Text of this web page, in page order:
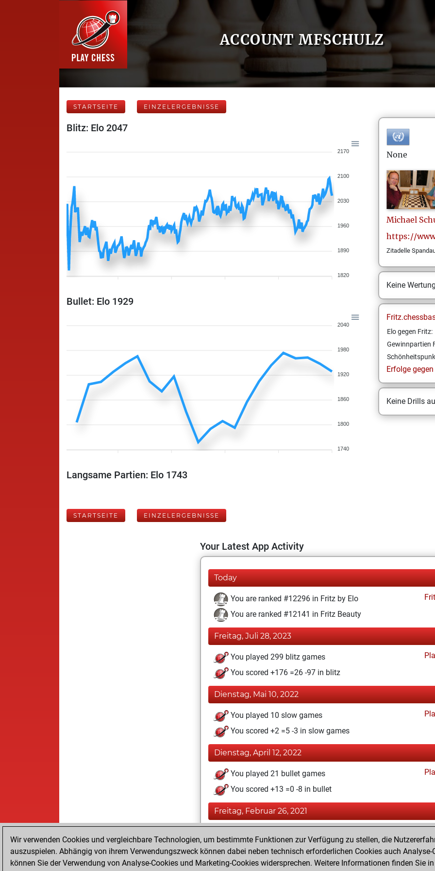
ACCOUNT MFSCHULZ
STARTSEITE EINZELERGEBNISSE
Blitz: Elo 2047
2170
2100
2030
1960
1890
1820
Bullet: Elo 1929
2040
1980
1920
1860
1800
1740
Langsame Partien: Elo 1743
None
Michael
https://
Zitadelle
Keine
Elo gegen Fritz:
Gewinnpartien
Erfolge
Keine Drills
STARTSEITE EINZELERGEBNISSE
Your Latest App Activity
Today
You are ranked #12296 in Fritz by Elo
You are ranked #12141 in Fritz Beauty
Freitag, Juli 28, 2023
You played 299 blitz games
You scored +176 =26 -97 in blitz
Dienstag, Mai 10, 2022
You played 10 slow games
You scored +2 =5 -3 in slow games
Dienstag, April 12, 2022
You played 21 bullet games
You scored +13 =0 -8 in bullet
Freitag, Februar 26, 2021
You achieved a new Elo of 1591
You created your Fritz account
Wir verwenden Cookies und vergleichbare Technologien, um bestimmte Funktionen zur Verfügung zu stellen, die
auszuspielen. Abhängig von ihrem Verwendungszweck können dabei neben technisch erforderlichen Cookies auch
können Sie der Verwendung von Analyse-Cookies und Marketing-Cookies widersprechen. Weitere Informationen finden Sie